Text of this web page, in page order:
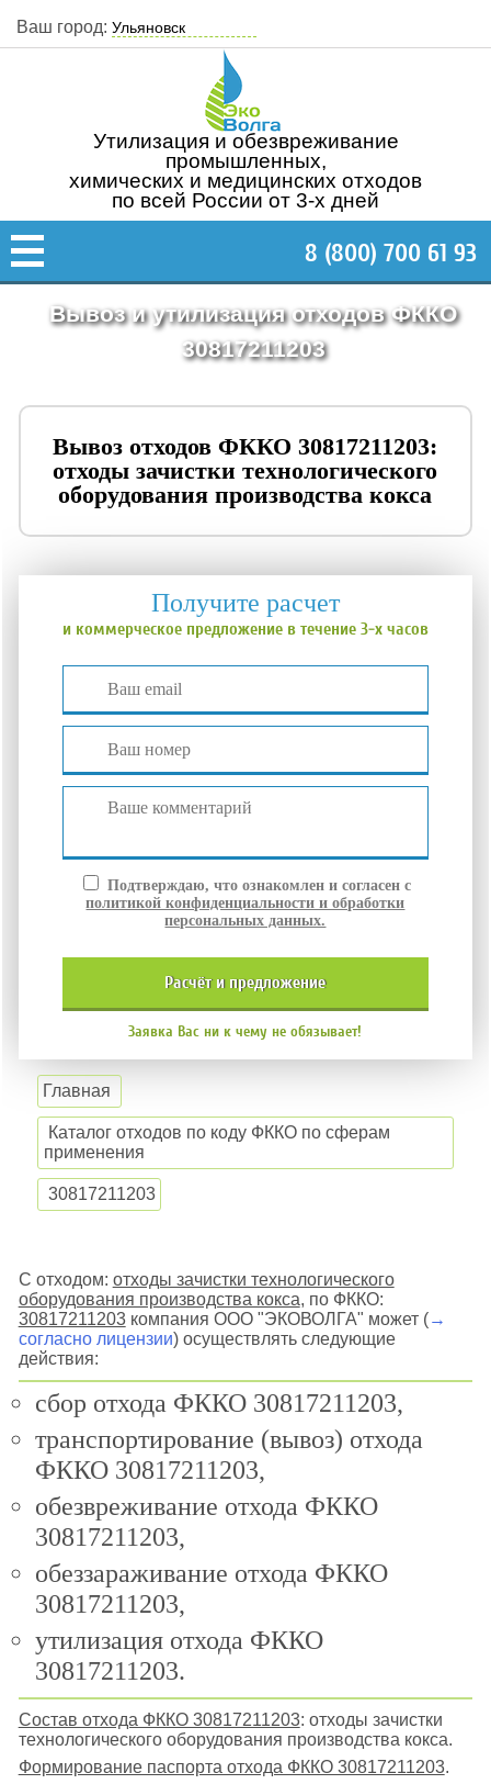
Ваш город:
Утилизация и обезвреживание
промышленных,
химических и медицинских отходов
по всей России от 3-х дней
8 (800) 700 61 93
Вывоз и утилизация отходов ФККО
30817211203
Вывоз отходов ФККО 30817211203:
отходы зачистки технологического
оборудования производства кокса
Получите расчет
и коммерческое предложение в течение 3-х часов
Подтверждаю, что ознакомлен и согласен с
политикой конфиденциальности и обработки
персональных данных.
расчёт и предложение
Заявка Вас ни к чему не обязывает!
Главная
Каталог отходов по коду ФККО по сферам
применения
30817211203
С отходом: отходы зачистки технологического
оборудования производства кокса, по ФККО:
30817211203компания ООО "ЭКОВОЛГА" может (→
согласно лицензии) осуществлять следующие
действия:
сбор отхода ФККО 30817211203,
транспортирование (вывоз) отхода
ФККО 30817211203,
обезвреживание отхода ФККО
30817211203,
обеззараживание отхода ФККО
30817211203,
утилизация отхода ФККО
30817211203.
Состав отхода ФККО 30817211203: отходы зачистки
технологического оборудования производства кокса.
Формирование паспорта отхода ФККО 30817211203.